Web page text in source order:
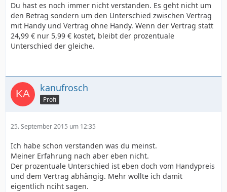
Du hast es noch immer nicht verstanden. Es geht nicht um
den Betrag sondern um den Unterschied zwischen Vertrag
mit Handy und Vertrag ohne Handy. Wenn der Vertrag statt
24,99 € nur 5,99 € kostet, bleibt der prozentuale
Unterschied der gleiche.
kanufrosch
Profi
25. September 2015 um 12:35
Ich habe schon verstanden was du meinst.
Meiner Erfahrung nach aber eben nicht.
Der prozentuale Unterschied ist eben doch vom Handypreis
und dem Vertrag abhängig. Mehr wollte ich damit
eigentlich nciht sagen.